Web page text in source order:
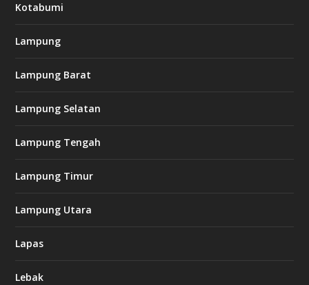
Kotabumi
Lampung
Lampung Barat
Lampung Selatan
Lampung Tengah
Lampung Timur
Lampung Utara
Lapas
Lebak